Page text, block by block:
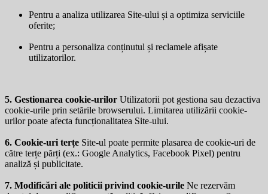
Pentru a analiza utilizarea Site-ului și a optimiza serviciile
oferite;
Pentru a personaliza conținutul și reclamele afișate
utilizatorilor.
5. Gestionarea cookie-urilor Utilizatorii pot gestiona sau dezactiva
cookie-urile prin setările browserului. Limitarea utilizării cookie-
urilor poate afecta funcționalitatea Site-ului.
6. Cookie-uri terțe Site-ul poate permite plasarea de cookie-uri de
către terțe părți (ex.: Google Analytics, Facebook Pixel) pentru
analiză și publicitate.
7. Modificări ale politicii privind cookie-urile Ne rezervăm